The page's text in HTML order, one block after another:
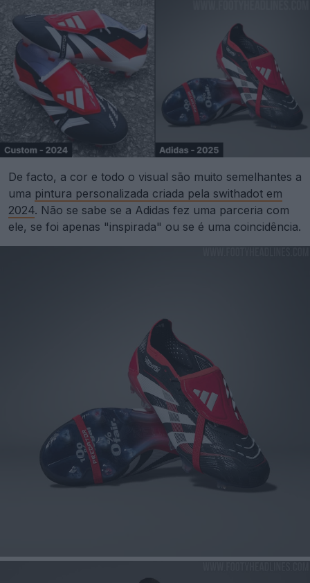
De facto, a cor e todo o visual são muito semelhantes a
uma pintura personalizada criada pela swithadot em
2024. Não se sabe se a Adidas fez uma parceria com
ele, se foi apenas "inspirada" ou se é uma coincidência.